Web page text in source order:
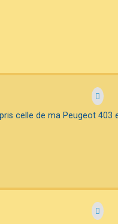
celle de ma Peugeot 403